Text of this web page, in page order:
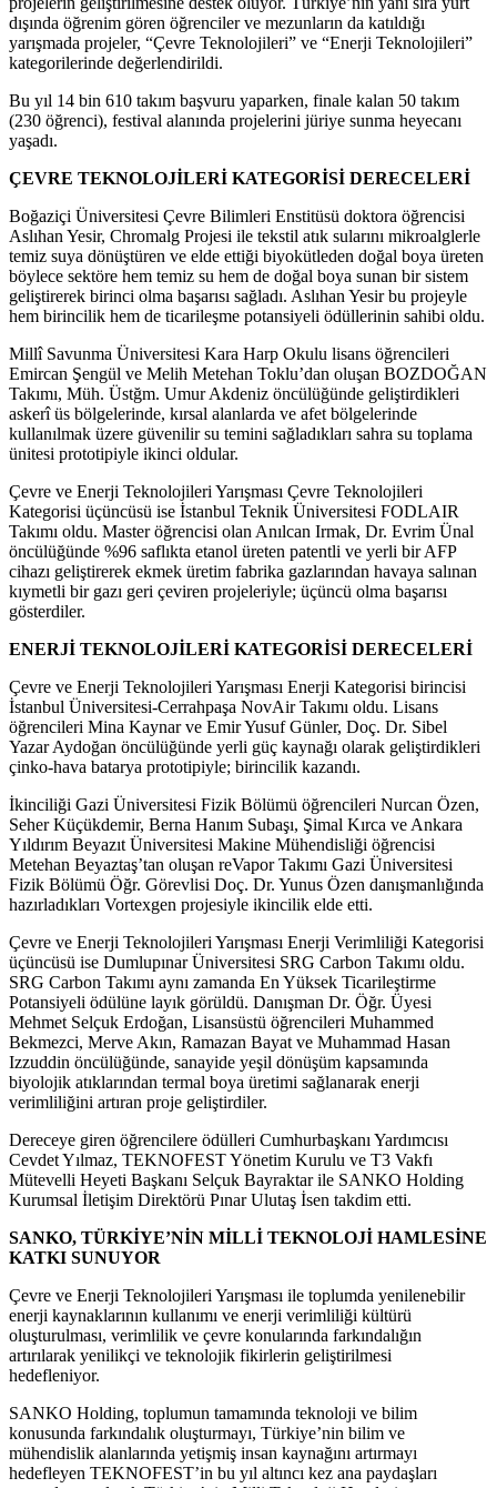
dışında öğrenim gören öğrenciler ve mezunların da katıldığı
yarışmada projeler, “Çevre Teknolojileri” ve “Enerji Teknolojileri”
kategorilerinde değerlendirildi.
Bu yıl 14 bin 610 takım başvuru yaparken, finale kalan 50 takım
(230 öğrenci), festival alanında projelerini jüriye sunma heyecanı
yaşadı.
ÇEVRE TEKNOLOJİLERİ KATEGORİSİ DERECELERİ
Boğaziçi Üniversitesi Çevre Bilimleri Enstitüsü doktora öğrencisi
Aslıhan Yesir, Chromalg Projesi ile tekstil atık sularını mikroalglerle
temiz suya dönüştüren ve elde ettiği biyokütleden doğal boya üreten
böylece sektöre hem temiz su hem de doğal boya sunan bir sistem
geliştirerek birinci olma başarısı sağladı. Aslıhan Yesir bu projeyle
hem birincilik hem de ticarileşme potansiyeli ödüllerinin sahibi oldu.
Millî Savunma Üniversitesi Kara Harp Okulu lisans öğrencileri
Emircan Şengül ve Melih Metehan Toklu’dan oluşan BOZDOĞAN
Takımı, Müh. Üstğm. Umur Akdeniz öncülüğünde geliştirdikleri
askerî üs bölgelerinde, kırsal alanlarda ve afet bölgelerinde
kullanılmak üzere güvenilir su temini sağladıkları sahra su toplama
ünitesi prototipiyle ikinci oldular.
Çevre ve Enerji Teknolojileri Yarışması Çevre Teknolojileri
Kategorisi üçüncüsü ise İstanbul Teknik Üniversitesi FODLAIR
Takımı oldu. Master öğrencisi olan Anılcan Irmak, Dr. Evrim Ünal
öncülüğünde %96 saflıkta etanol üreten patentli ve yerli bir AFP
cihazı geliştirerek ekmek üretim fabrika gazlarından havaya salınan
kıymetli bir gazı geri çeviren projeleriyle; üçüncü olma başarısı
gösterdiler.
ENERJİ TEKNOLOJİLERİ KATEGORİSİ DERECELERİ
Çevre ve Enerji Teknolojileri Yarışması Enerji Kategorisi birincisi
İstanbul Üniversitesi-Cerrahpaşa NovAir Takımı oldu. Lisans
öğrencileri Mina Kaynar ve Emir Yusuf Günler, Doç. Dr. Sibel
Yazar Aydoğan öncülüğünde yerli güç kaynağı olarak geliştirdikleri
çinko-hava batarya prototipiyle; birincilik kazandı.
İkinciliği Gazi Üniversitesi Fizik Bölümü öğrencileri Nurcan Özen,
Seher Küçükdemir, Berna Hanım Subaşı, Şimal Kırca ve Ankara
Yıldırım Beyazıt Üniversitesi Makine Mühendisliği öğrencisi
Metehan Beyaztaş’tan oluşan reVapor Takımı Gazi Üniversitesi
Fizik Bölümü Öğr. Görevlisi Doç. Dr. Yunus Özen danışmanlığında
hazırladıkları Vortexgen projesiyle ikincilik elde etti.
Çevre ve Enerji Teknolojileri Yarışması Enerji Verimliliği Kategorisi
üçüncüsü ise Dumlupınar Üniversitesi SRG Carbon Takımı oldu.
SRG Carbon Takımı aynı zamanda En Yüksek Ticarileştirme
Potansiyeli ödülüne layık görüldü. Danışman Dr. Öğr. Üyesi
Mehmet Selçuk Erdoğan, Lisansüstü öğrencileri Muhammed
Bekmezci, Merve Akın, Ramazan Bayat ve Muhammad Hasan
Izzuddin öncülüğünde, sanayide yeşil dönüşüm kapsamında
biyolojik atıklarından termal boya üretimi sağlanarak enerji
verimliliğini artıran proje geliştirdiler.
Dereceye giren öğrencilere ödülleri Cumhurbaşkanı Yardımcısı
Cevdet Yılmaz, TEKNOFEST Yönetim Kurulu ve T3 Vakfı
Mütevelli Heyeti Başkanı Selçuk Bayraktar ile SANKO Holding
Kurumsal İletişim Direktörü Pınar Ulutaş İsen takdim etti.
SANKO, TÜRKİYE’NİN MİLLİ TEKNOLOJİ HAMLESİNE
KATKI SUNUYOR
Çevre ve Enerji Teknolojileri Yarışması ile toplumda yenilenebilir
enerji kaynaklarının kullanımı ve enerji verimliliği kültürü
oluşturulması, verimlilik ve çevre konularında farkındalığın
artırılarak yenilikçi ve teknolojik fikirlerin geliştirilmesi
hedefleniyor.
SANKO Holding, toplumun tamamında teknoloji ve bilim
konusunda farkındalık oluşturmayı, Türkiye’nin bilim ve
mühendislik alanlarında yetişmiş insan kaynağını artırmayı
hedefleyen TEKNOFEST’in bu yıl altıncı kez ana paydaşları